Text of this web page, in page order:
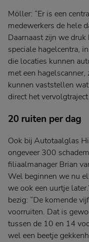
Möller: “Er is een
medewerkers de hele
Daarnaast zijn we
speciale hagelcentra,
die locaties kunnen
met een
kunnen vaststellen
direct het
20 ruiten per dag
Ook bij Autotaalglas
ongeveer 300
filiaalmanager Brian
Wel beginnen we nu
we ook een uurtje
bezig: “De komende
voorruiten. Dat is
tussen de 10 en 14
wel een beetje